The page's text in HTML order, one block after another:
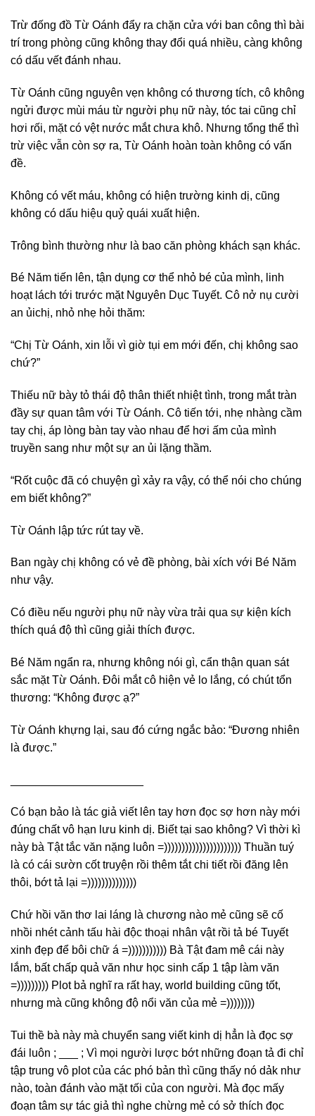
Trừ đống đồ Từ Oánh đẩy ra chặn cửa với ban công thì bài
trí trong phòng cũng không thay đổi quá nhiều, càng không
có dấu vết đánh nhau.
Từ Oánh cũng nguyên vẹn không có thương tích, cô không
ngửi được mùi máu từ người phụ nữ này, tóc tai cũng chỉ
hơi rối, mặt có vệt nước mắt chưa khô. Nhưng tổng thể thì
trừ việc vẫn còn sợ ra, Từ Oánh hoàn toàn không có vấn
đề.
Không có vết máu, không có hiện trường kinh dị, cũng
không có dấu hiệu quỷ quái xuất hiện.
Trông bình thường như là bao căn phòng khách sạn khác.
Bé Năm tiến lên, tận dụng cơ thể nhỏ bé của mình, linh
hoạt lách tới trước mặt Nguyên Dục Tuyết. Cô nở nụ cười
an ủichị, nhỏ nhẹ hỏi thăm:
“Chị Từ Oánh, xin lỗi vì giờ tụi em mới đến, chị không sao
chứ?”
Thiếu nữ bày tỏ thái độ thân thiết nhiệt tình, trong mắt tràn
đầy sự quan tâm với Từ Oánh. Cô tiến tới, nhẹ nhàng cầm
tay chị, áp lòng bàn tay vào nhau để hơi ấm của mình
truyền sang như một sự an ủi lặng thầm.
“Rốt cuộc đã có chuyện gì xảy ra vậy, có thể nói cho chúng
em biết không?”
Từ Oánh lập tức rút tay về.
Ban ngày chị không có vẻ đề phòng, bài xích với Bé Năm
như vậy.
Có điều nếu người phụ nữ này vừa trải qua sự kiện kích
thích quá độ thì cũng giải thích được.
Bé Năm ngẩn ra, nhưng không nói gì, cẩn thận quan sát
sắc mặt Từ Oánh. Đôi mắt cô hiện vẻ lo lắng, có chút tổn
thương: “Không được ạ?”
Từ Oánh khựng lại, sau đó cứng ngắc bảo: “Đương nhiên
là được.”
Có bạn bảo là tác giả viết lên tay hơn đọc sợ hơn này mới
đúng chất vô hạn lưu kinh dị. Biết tại sao không? Vì thời kì
này bà Tật tắc văn nặng luôn =)))))))))))))))))))))) Thuần tuý
là có cái sườn cốt truyện rồi thêm tắt chi tiết rồi đăng lên
thôi, bớt tả lại =))))))))))))))
Chứ hồi văn thơ lai láng là chương nào mẻ cũng sẽ cố
nhồi nhét cảnh tấu hài độc thoại nhân vật rồi tả bé Tuyết
xinh đẹp để bôi chữ á =))))))))))) Bà Tật đam mê cái này
lắm, bất chấp quả văn như học sinh cấp 1 tập làm văn
=))))))))) Plot bả nghĩ ra rất hay, world building cũng tốt,
nhưng mà cũng không độ nổi văn của mẻ =))))))))
Tui thề bà này mà chuyển sang viết kinh dị hẳn là đọc sợ
đái luôn ; ___ ; Vì mọi người lược bớt những đoạn tả đi chỉ
tập trung vô plot của các phó bản thì cũng thấy nó dảk như
nào, toàn đánh vào mặt tối của con người. Mà đọc mấy
đoạn tâm sự tác giả thì nghe chừng mẻ có sở thích đọc